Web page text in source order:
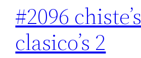
#2096 chiste’s
clasico’s 2